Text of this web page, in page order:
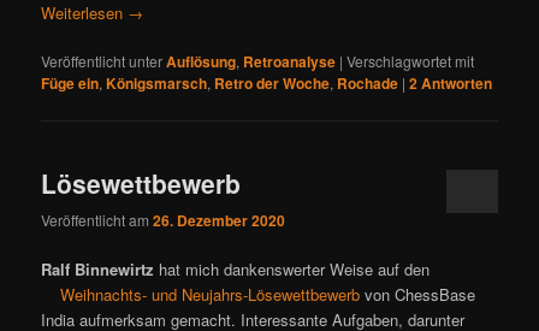
Weiterlesen →
Veröffentlicht unterAuflösung, Retroanalyse |Verschlagwortet mit
Füge ein,Königsmarsch, Retro der Woche, Rochade |2Antworten
Lösewettbewerb
Veröffentlicht am26. Dezember 2020
Ralf Binnewirtz hat mich dankenswerter Weise auf den
Weihnachts- und Neujahrs-Lösewettbewerb von ChessBase
India aufmerksam gemacht. Interessante Aufgaben, darunter